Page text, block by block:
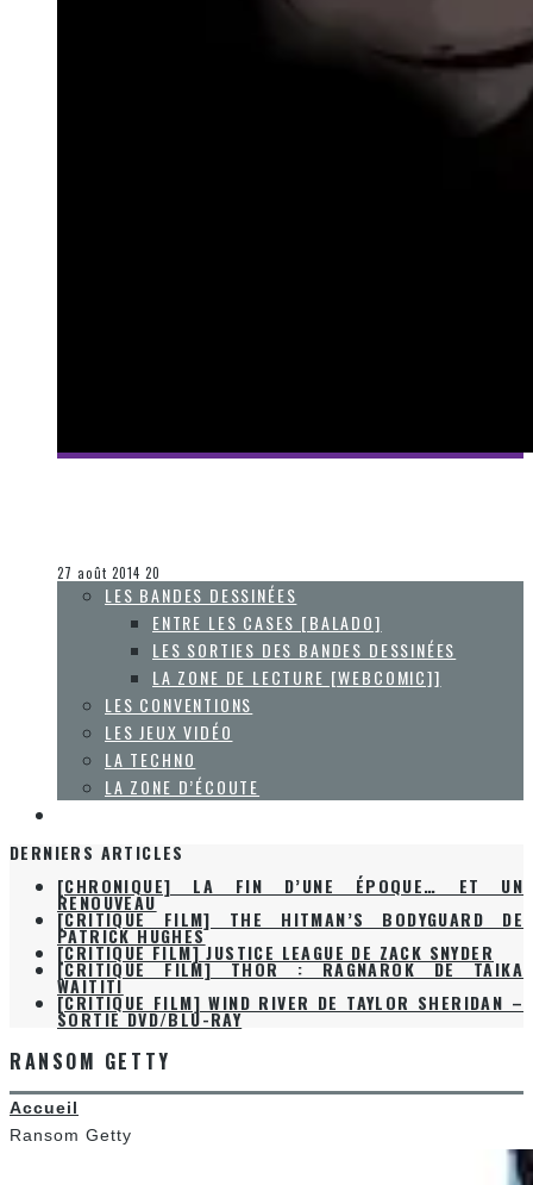
27 août 2014 20
LES BANDES DESSINÉES
ENTRE LES CASES [BALADO]
LES SORTIES DES BANDES DESSINÉES
LA ZONE DE LECTURE [WEBCOMIC]]
LES CONVENTIONS
LES JEUX VIDÉO
LA TECHNO
LA ZONE D’ÉCOUTE
DERNIERS ARTICLES
[CHRONIQUE] LA FIN D’UNE ÉPOQUE… ET UN
RENOUVEAU
[CRITIQUE FILM] THE HITMAN’S BODYGUARD DE
PATRICK HUGHES
[CRITIQUE FILM] JUSTICE LEAGUE DE ZACK SNYDER
[CRITIQUE FILM] THOR : RAGNAROK DE TAIKA
WAITITI
[CRITIQUE FILM] WIND RIVER DE TAYLOR SHERIDAN –
SORTIE DVD/BLU-RAY
RANSOM GETTY
Accueil
Ransom Getty